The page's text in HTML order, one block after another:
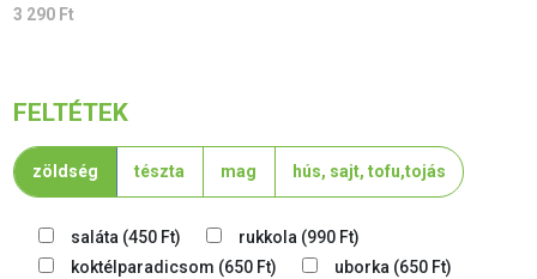
3 290 Ft
FELTÉTEK
zöldség tészta mag hús, sajt, tofu,tojás
saláta (450 Ft) rukkola (990 Ft)
koktélparadicsom (650 Ft) uborka (650 Ft)